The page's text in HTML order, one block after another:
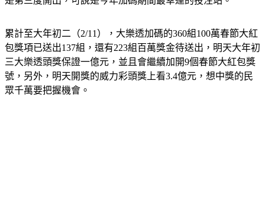
累計至大年初二（2/11），大樂透加碼的360組100萬春節大紅
包獎項已送出137組，還有223組百萬獎金待送出，明天大年初
三大樂透頭獎保證一億元，並且會繼續加開9個春節大紅包獎
號，另外，明天開獎的威力彩頭獎上看3.4億元，想中獎的民
眾千萬要把握機會。